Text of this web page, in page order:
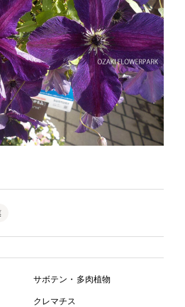
サボテン・多肉植物
クレマチス